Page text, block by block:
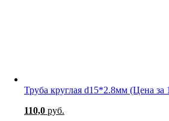
Труба круглая d15*2.8мм (Цена за
110,0 руб.